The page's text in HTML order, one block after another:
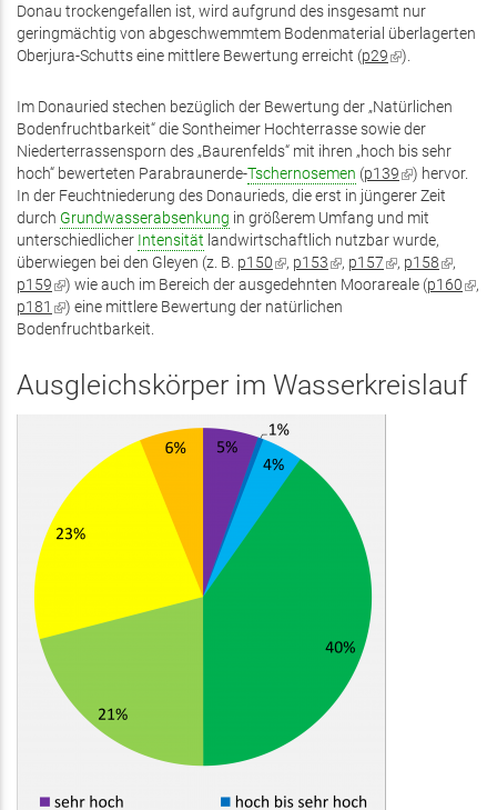
Donau trockengefallen ist, wird aufgrund des insgesamt nur
geringmächtig von abgeschwemmtem Bodenmaterial überlagerten
Oberjura-Schutts eine mittlere Bewertung erreicht (p29(Link
extern)
).
Im Donauried stechen bezüglich der Bewertung der „Natürlichen
Bodenfruchtbarkeit“ die Sontheimer Hochterrasse sowie der
Niederterrassensporn des „Baurenfelds“ mit ihren „hoch bis sehr
hoch“ bewerteten Parabraunerde-Tschernosemen (p139(Link
ist
extern)
) hervor.
In der Feuchtniederung des Donaurieds, die erst in jüngerer Zeit
durch Grundwasserabsenkung in größerem Umfang und mit
unterschiedlicher Intensität landwirtschaftlich nutzbar wurde,
überwiegen bei den Gleyen (z. B. p150(Link
ist
extern)
, p153(Link
ist
extern)
, p157(Link
ist
, p158(Link
ist
,
p159(Link
ist
extern)
) wie auch im Bereich der ausgedehnten Moorareale (p160(Link
,
p181 (Link
ist
) eine mittlere Bewertung der natürlichen
Bodenfruchtbarkeit.
Ausgleichskörper im Wasserkreislauf